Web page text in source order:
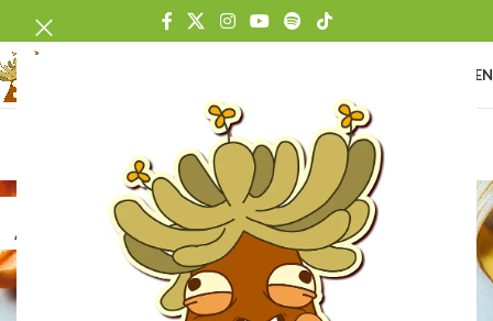
Blog
Home Blog
AGO